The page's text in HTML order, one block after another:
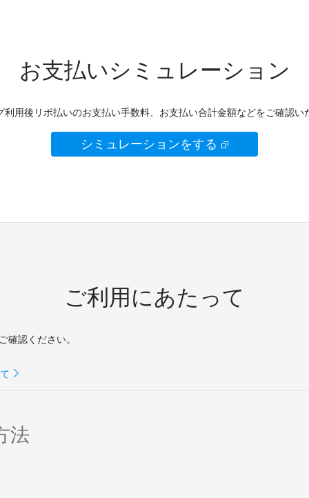
お支払いシミュレーション
利用後リボ払いのお支払い手数料、お支払い合計金額などをご確認い
シミュレーションをする
ご利用にあたって
確認ください。
法